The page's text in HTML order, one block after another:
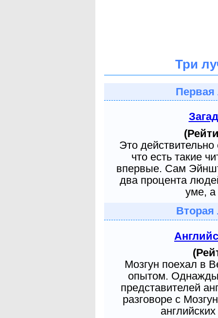
Три
Первая
Это
что есть такие
впервые. Сам
два процента
уме, а
Вторая
Мозгун поехал в
опытом. Однажды
представителей
разговоре с